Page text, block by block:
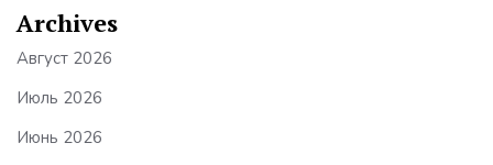
Archives
Август 2026
Июль 2026
Июнь 2026